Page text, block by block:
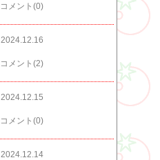
コメント(0)
2024.12.16
コメント(2)
2024.12.15
コメント(0)
2024.12.14